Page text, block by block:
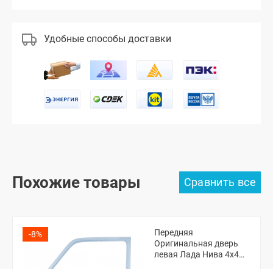
Удобные способы доставки
Похожие товары
-8%
Передняя
Оригинальная дверь
левая Лада Нива 4х4